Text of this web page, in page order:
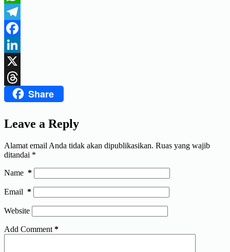
WhatsApp
Telegram
Facebook
LinkedIn
X
ThreadsShare
Leave a Reply
Alamat email Anda tidak akan dipublikasikan. Ruas yang wajib
ditandai *
Name *
Email *
Website
Add Comment *